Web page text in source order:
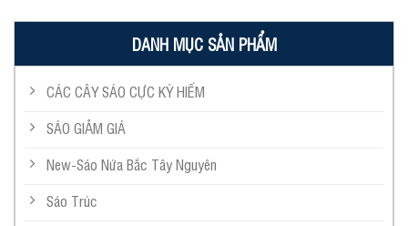
DANH MỤC SẢN PHẨM
CÁC CÂY SÁO CỰC KỲ HIẾM
SÁO GIẢM GIÁ
New-Sáo Nứa Bắc Tây Nguyên
Sáo Trúc